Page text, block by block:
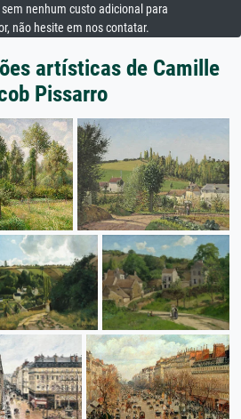
nenhum custo adicional para
não hesite em nos contatar.
artísticas de Camille
Pissarro